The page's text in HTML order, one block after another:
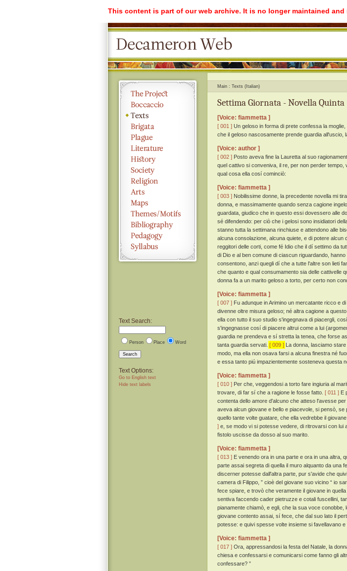
This content is part of our web archive. It is no longer maintained
Text Search:
Person Place Word
Search
Text Options:
Go to English text
Hide text labels
Main Texts (Italian)
Settima Giornata - Novella Quinta
[Voice: fiammetta ]
[ 001 ] Un geloso in forma di prete confessa la
che il geloso nascosamente prende guardia all'uscio,
[Voice: author ]
[ 002 ] Posto aveva fine la Lauretta al suo
quel cattivo si conveniva, il re, per non perder
qual cosa ella cosí cominciò:
[Voice: fiammetta ]
[ 003 ] Nobilissime donne, la precedente novella mi
donna, e massimamente quando senza cagione
guardata, giudico che in questo essi dovessero alle
sé difendendo: per ciò che i gelosi sono insidiatori
stanno tutta la settimana rinchiuse e attendono alle
alcuna consolazione, alcuna quiete, e di potere
reggitori delle corti, come fé Idio che il dí settimo da
di Dio e al ben comune di ciascun riguardando,
consentono, anzi quegli dí che a tutte l'altre son lieti
che quanto e qual consumamento sia delle cattivelle
donna fa a un marito geloso a torto, per certo non
[Voice: fiammetta ]
[ 007 ] Fu adunque in Arimino un mercatante ricco e
divenne oltre misura geloso; né altra cagione a
ella con tutto il suo studio s'ingegnava di piacergli,
s'ingegnasse cosí di piacere altrui come a lui
guardia ne prendeva e sí stretta la tenea, che forse
tanta guardia servati. [ 009 ] La donna, lasciamo
modo, ma ella non osava farsi a alcuna finestra né
e essa tanto piú impazientemente sosteneva questa
[Voice: fiammetta ]
[ 010 ] Per che, veggendosi a torto fare ingiuria al
trovare, di far sí che a ragione le fosse fatto. [ 011 ] E
contenta dello amore d'alcuno che atteso l'avesse
aveva alcun giovane e bello e piacevole, si pensò,
quello tante volte guatare, che ella vedrebbe il
] e, se modo vi si potesse vedere, di ritrovarsi con lui
fistolo uscisse da dosso al suo marito.
[Voice: fiammetta ]
[ 013 ] E venendo ora in una parte e ora in una altra,
parte assai segreta di quella il muro alquanto da una
discerner potesse dall'altra parte, pur s'avide che
camera di Filippo, ” cioè del giovane suo vicino “ io
fece spiare, e trovò che veramente il giovane in
sentiva faccendo cader pietruzze e cotali fuscellini,
pianamente chiamò, e egli, che la sua voce
giovane contento assai, sí fece, che dal suo lato il
potesse: e quivi spesse volte insieme si favellavano
[Voice: fiammetta ]
[ 017 ] Ora, appressandosi la festa del Natale, la
chiesa e confessarsi e comunicarsi come fanno gli
confessare? ”